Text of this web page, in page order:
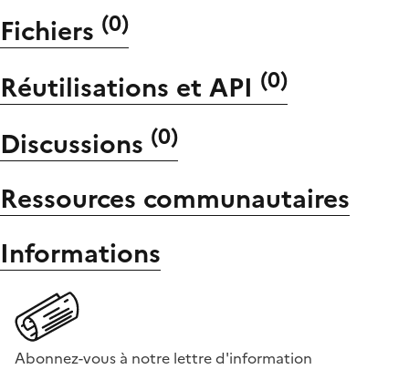
Fichiers (0)
Réutilisations et API (0)
Discussions (0)
Ressources communautaires
Informations
Abonnez-vous à notre lettre d'information